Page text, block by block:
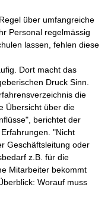
über umfangreiche
Personal regelmässig
lassen, fehlen diese
Dort macht das
Druck Sinn.
die
Übersicht über die
berichtet der
"Nicht
Geschäftsleitung oder
z.B. für die
Mitarbeiter bekommt
Worauf muss